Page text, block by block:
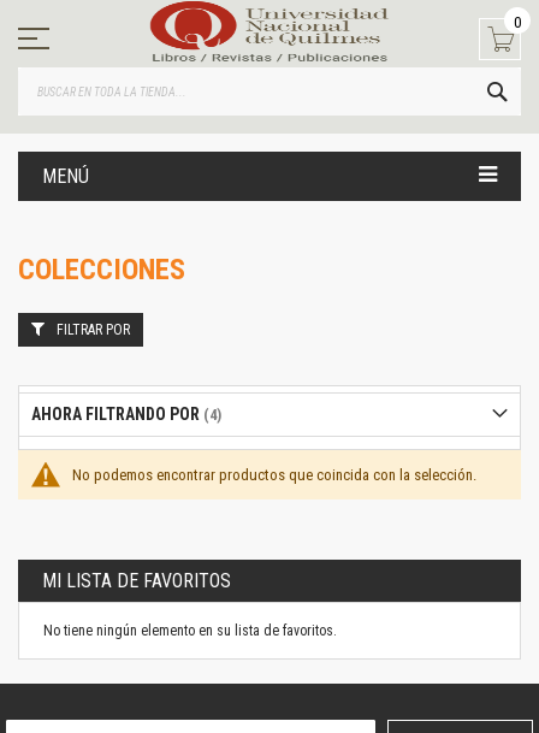
contenido
0
MENÚ
COLECCIONES
No podemos encontrar productos que coincida con la selección.
FILTRAR POR
AHORA FILTRANDO POR
MI LISTA DE FAVORITOS
No tiene ningún elemento en su lista de favoritos.